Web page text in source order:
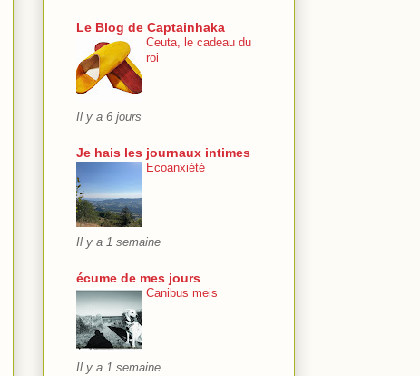
Le Blog de Captainhaka
Ceuta, le cadeau du
roi
Il y a 6 jours
Je hais les journaux intimes
Ecoanxiété
Il y a 1 semaine
écume de mes jours
Canibus meis
Il y a 1 semaine